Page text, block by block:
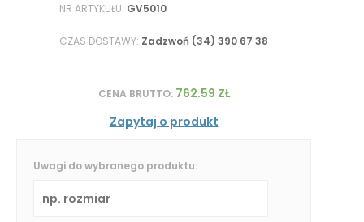
NR ARTYKUŁU: GV5010
CZAS DOSTAWY: Zadzwoń (34) 390 67 38
CENA BRUTTO: 762.59 ZŁ
Zapytaj o produkt
Uwagi do wybranego produktu: